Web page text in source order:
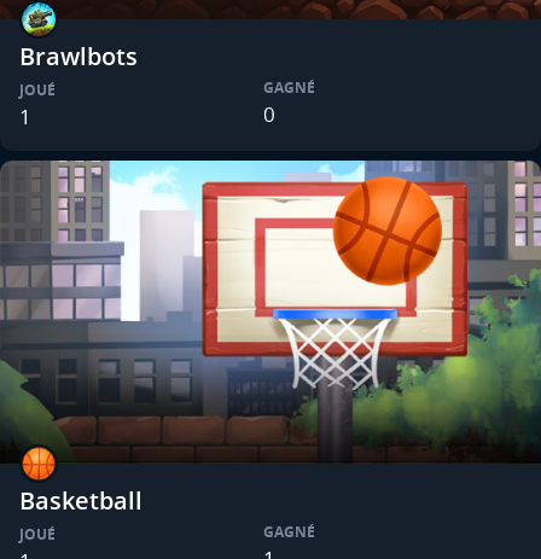
Brawlbots
JOUÉ
1
GAGNÉ
0
Basketball
JOUÉ GAGNÉ